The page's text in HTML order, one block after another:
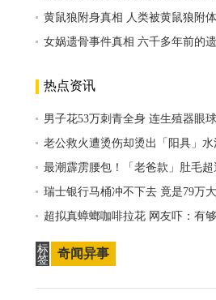
黄鼠狼附身真相 人类被黄鼠狼附
女娲遗骨事件真相 六千多年前的
热点资讯
男子花53万刺青全身 连生殖器眼
老公救火遭烫伤却烫出「阳具」
最潮霹雳腰包！「老爸款」肚毛
瑞士银行马桶冲不下去 竟是79万
超拟真蟑螂咖啡拉花 网友吓：有
标
签
奇闻异事